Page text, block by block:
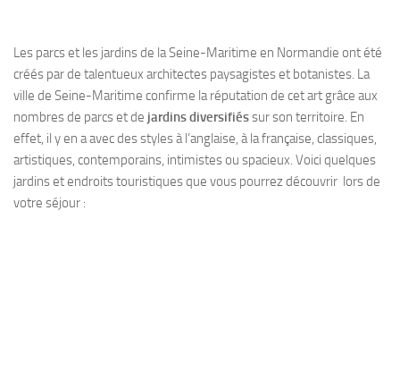
Les parcs et les jardins de la Seine-Maritime en Normandie ont été
créés par de talentueux architectes paysagistes et botanistes. La
ville de Seine-Maritime confirme la réputation de cet art grâce aux
nombres de parcs et de jardins diversifiéssur son territoire. En
effet, il y en a avec des styles à l’anglaise, à la française, classiques,
artistiques, contemporains, intimistes ou spacieux. Voici quelques
jardins et endroits touristiques que vous pourrez découvrir lors de
votre séjour :